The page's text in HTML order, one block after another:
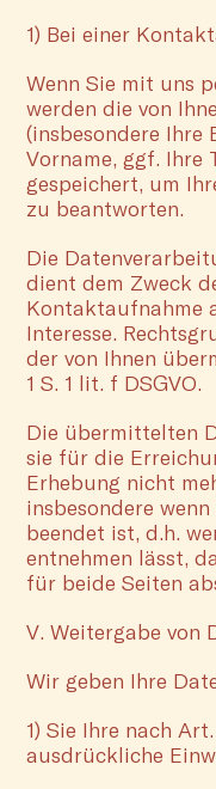
1) Bei einer
Wenn Sie mit uns
werden die von
(insbesondere Ihre
Vorname, ggf. Ihre
gespeichert, um
zu beantworten.
Die
dient dem Zweck
Kontaktaufnahme
Interesse.
der von Ihnen
1 S. 1 lit. f DSGVO.
Die übermittelten
sie für die
Erhebung nicht
insbesondere
beendet ist, d.h.
entnehmen lässt,
für beide Seiten
V. Weitergabe von
Wir geben Ihre
1) Sie Ihre nach
ausdrückliche